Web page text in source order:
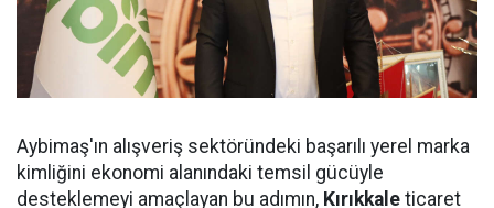
Aybimaş'ın alışveriş sektöründeki başarılı yerel marka
kimliğini ekonomi alanındaki temsil gücüyle
desteklemeyi amaçlayan bu adımın, Kırıkkale ticaret